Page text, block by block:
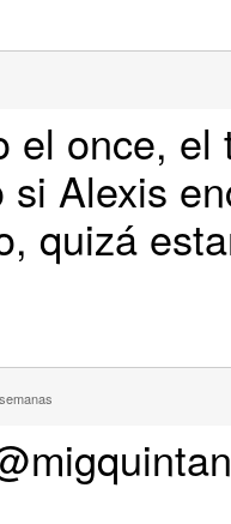
el once,
Alexis
quizá